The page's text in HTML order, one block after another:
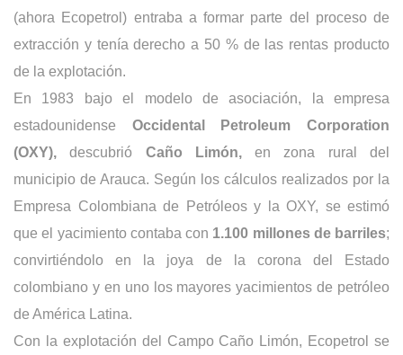
(ahora Ecopetrol) entraba a formar parte del proceso de
extracción y tenía derecho a 50 % de las rentas producto
de la explotación.
En 1983 bajo el modelo de asociación, la empresa
estadounidense Occidental Petroleum Corporation
(OXY),descubrió Caño Limón,en zona rural del
municipio de Arauca. Según los cálculos realizados por la
Empresa Colombiana de Petróleos y la OXY, se estimó
que el yacimiento contaba con 1.100 millones de barriles;
convirtiéndolo en la joya de la corona del Estado
colombiano y en uno los mayores yacimientos de petróleo
de América Latina.
Con la explotación del Campo Caño Limón, Ecopetrol se